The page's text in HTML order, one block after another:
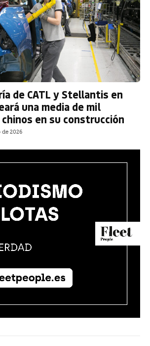
de CATL y Stellantis en
una media de mil
en su construcción
de 2026